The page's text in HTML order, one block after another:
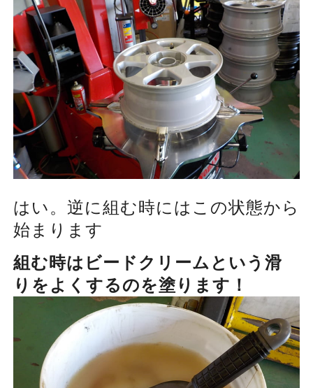
はい。逆に組む時にはこの状態から
始まります
組む時はビードクリームという滑
りをよくするのを塗ります！